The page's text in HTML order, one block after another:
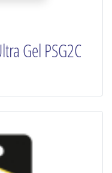
Gel PSG2C